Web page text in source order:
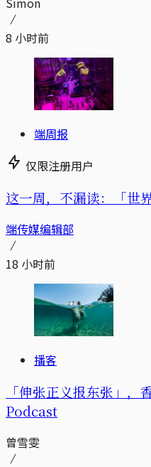
8 小时前
端周报
仅限注册用户
这一周，不漏读：「世
端传媒编辑部
18 小时前
播客
「伸张正义报东张」，
Podcast
曾雪雯